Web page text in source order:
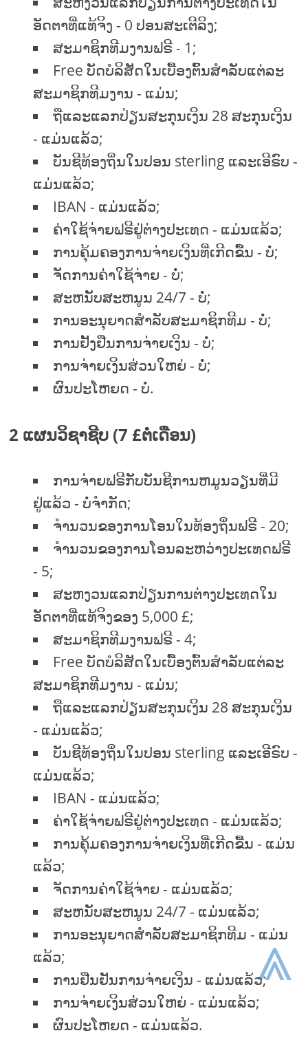
ອັດຕາທີ່ແທ້ຈິງ - 0 ປອນສະເຕີລິງ;
ສະມາຊິກທີມງານຟຣີ - 1;
Free ບັດບໍລິສັດໃນເບື້ອງຕົ້ນສໍາລັບແຕ່ລະ
ສະມາຊິກທີມງານ - ແມ່ນ;
ຖືແລະແລກປ່ຽນສະກຸນເງິນ 28 ສະກຸນເງິນ
- ແມ່ນແລ້ວ;
ບັນຊີທ້ອງຖິ່ນໃນປອນ sterling ແລະເອີຣົບ -
ແມ່ນແລ້ວ;
IBAN - ແມ່ນແລ້ວ;
ຄ່າໃຊ້ຈ່າຍຟຣີຢູ່ຕ່າງປະເທດ - ແມ່ນແລ້ວ;
ການຄຸ້ມຄອງການຈ່າຍເງິນທີ່ເກີດຂື້ນ - ບໍ່;
ຈັດການຄ່າໃຊ້ຈ່າຍ - ບໍ່;
ສະຫນັບສະຫນູນ 24/7 - ບໍ່;
ການອະນຸຍາດສໍາລັບສະມາຊິກທີມ - ບໍ່;
ການຢັ້ງຢືນການຈ່າຍເງິນ - ບໍ່;
ການຈ່າຍເງິນສ່ວນໃຫຍ່ - ບໍ່;
ຜົນປະໂຫຍດ - ບໍ່.
2 ແຜນວິຊາຊີບ (7 £ຕໍ່ເດືອນ)
ການຈ່າຍຟຣີກັບບັນຊີການຫມູນວຽນທີ່ມີ
ຢູ່ແລ້ວ - ບໍ່ຈໍາກັດ;
ຈໍານວນຂອງການໂອນໃນທ້ອງຖິ່ນຟຣີ - 20;
ຈໍານວນຂອງການໂອນລະຫວ່າງປະເທດຟຣີ
- 5;
ສະຫງວນແລກປ່ຽນການຕ່າງປະເທດໃນ
ອັດຕາທີ່ແທ້ຈິງຂອງ 5,000 £;
ສະມາຊິກທີມງານຟຣີ - 4;
Free ບັດບໍລິສັດໃນເບື້ອງຕົ້ນສໍາລັບແຕ່ລະ
ສະມາຊິກທີມງານ - ແມ່ນ;
ຖືແລະແລກປ່ຽນສະກຸນເງິນ 28 ສະກຸນເງິນ
- ແມ່ນແລ້ວ;
ບັນຊີທ້ອງຖິ່ນໃນປອນ sterling ແລະເອີຣົບ -
ແມ່ນແລ້ວ;
IBAN - ແມ່ນແລ້ວ;
ຄ່າໃຊ້ຈ່າຍຟຣີຢູ່ຕ່າງປະເທດ - ແມ່ນແລ້ວ;
ການຄຸ້ມຄອງການຈ່າຍເງິນທີ່ເກີດຂື້ນ - ແມ່ນ
ແລ້ວ;
ຈັດການຄ່າໃຊ້ຈ່າຍ - ແມ່ນແລ້ວ;
ສະຫນັບສະຫນູນ 24/7 - ແມ່ນແລ້ວ;
ການອະນຸຍາດສໍາລັບສະມາຊິກທີມ - ແມ່ນ
ແລ້ວ;
ການຢືນຢັນການຈ່າຍເງິນ - ແມ່ນແລ້ວ;
ການຈ່າຍເງິນສ່ວນໃຫຍ່ - ແມ່ນແລ້ວ;
ຜົນປະໂຫຍດ - ແມ່ນແລ້ວ.
⩓